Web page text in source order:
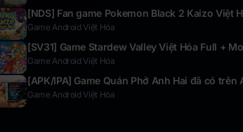
[NDS] Fan game Pokemon Black 2 Kaizo Việt
Game Android Việt Hóa
[SV31] Game Stardew Valley Việt Hóa Full +
Game Android Việt Hóa
[APK/IPA] Game Quán Phở Anh Hai đã có
Game Android Việt Hóa